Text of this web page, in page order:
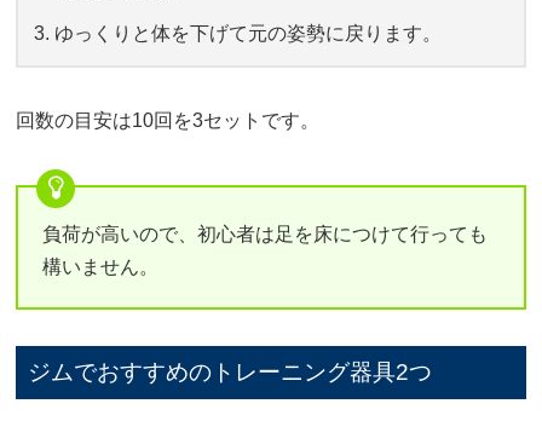
ゆっくりと体を下げて元の姿勢に戻ります。
回数の目安は10回を3セットです。
負荷が高いので、初心者は足を床につけて行っても
構いません。
ジムでおすすめのトレーニング器具2つ